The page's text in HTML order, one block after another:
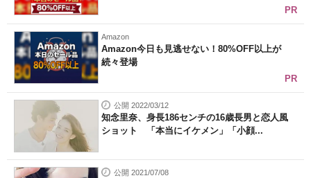
PR
Amazon
Amazon今日も見逃せない！80%OFF以上が
続々登場
PR
公開 2022/03/12
知念里奈、身長186センチの16歳長男と恋人風
ショット 「本当にイケメン」「小顔...
公開 2021/07/08